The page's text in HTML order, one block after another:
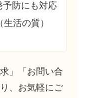
予防にも対応
活の質）
」「お問い合
、お気軽にご